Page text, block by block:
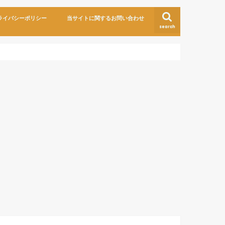
search
イバシーポリシー 当サイトに関するお問い合わせ